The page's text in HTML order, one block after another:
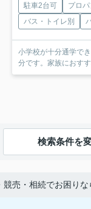
駐車2台可 プロ
バス・トイレ別
小学校が十分通学で
分です。家族におす
検索条件を
競売・相続でお困り